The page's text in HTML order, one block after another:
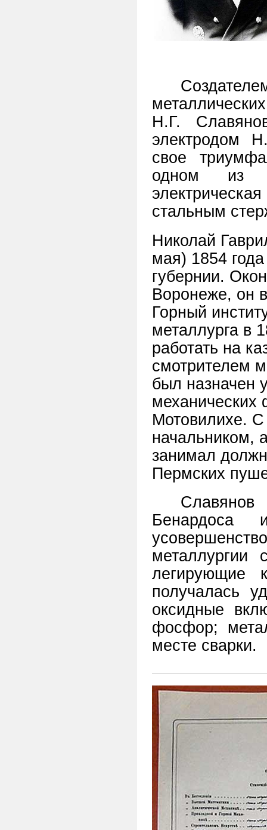
Н.Г.
электродом
свое
одном из
стальным
Николай
мая) 1854
губернии.
Воронеже, он
Горный
металлурга в
работать на
смотрителем
был назначен
механических
Мотовилихе. С
начальником,
занимал
Пермских
металлургии
легирующие
получалась
оксидные
фосфор;
месте сварки.